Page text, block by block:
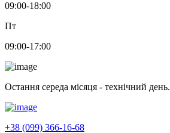
09:00-18:00
Пт
09:00-17:00
Остання середа місяця - технічний день.
+38 (099) 366-16-68